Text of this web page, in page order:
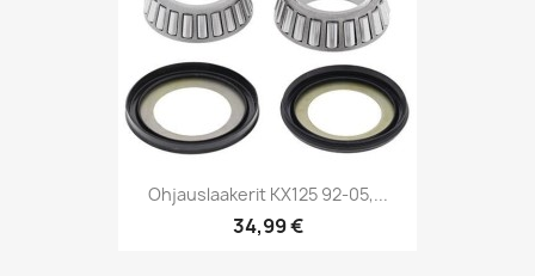
Ohjauslaakerit KX125 92-05,...
34,99 €